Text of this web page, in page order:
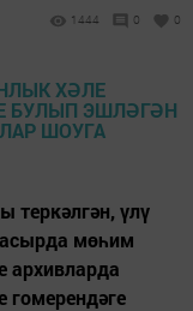
1444 0 0
теркәлгән, үлү
мөһим
архивларда
гомерендәге